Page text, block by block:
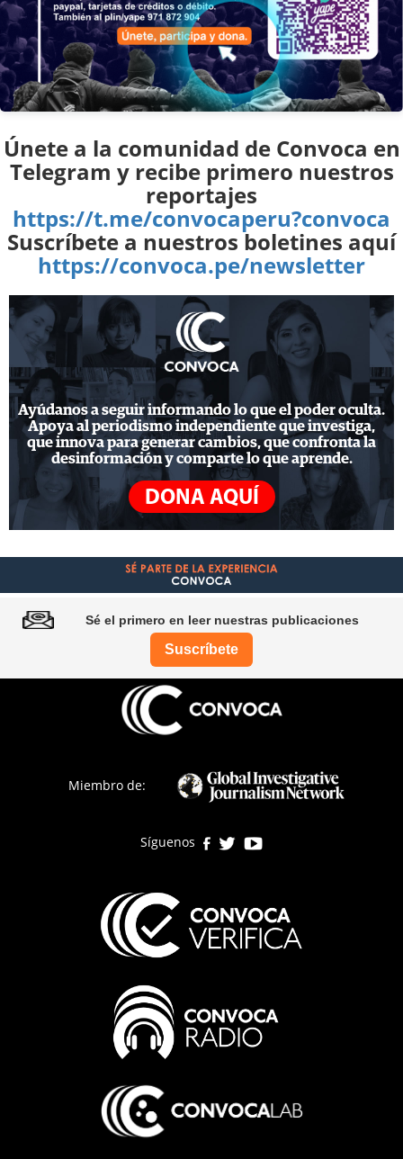
Únete a la comunidad de Convoca en
Telegram y recibe primero nuestros
reportajes
https://t.me/convocaperu?convoca
Suscríbete a nuestros boletines aquí
https://convoca.pe/newsletter
Ayúdanos a seguir informando lo que el poder oculta.
Apoya al periodismo independiente que investiga,
que innova para generar cambios, que confronta la
desinformación y comparte lo que aprende.
DONA AQUÍ
Sé el primero en leer nuestras publicaciones
Suscríbete
páginaMiembro de:
Síguenos